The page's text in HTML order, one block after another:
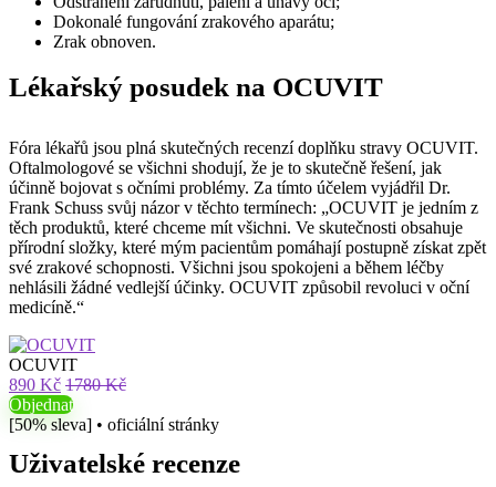
Dokonalé fungování zrakového aparátu;
Zrak obnoven.
Lékařský posudek na OCUVIT
Fóra lékařů jsou plná skutečných recenzí doplňku stravy OCUVIT.
Oftalmologové se všichni shodují, že je to skutečně řešení, jak
účinně bojovat s očními problémy. Za tímto účelem vyjádřil Dr.
Frank Schuss svůj názor v těchto termínech: „OCUVIT je jedním z
těch produktů, které chceme mít všichni. Ve skutečnosti obsahuje
přírodní složky, které mým pacientům pomáhají postupně získat zpět
své zrakové schopnosti. Všichni jsou spokojeni a během léčby
nehlásili žádné vedlejší účinky. OCUVIT způsobil revoluci v oční
medicíně.“
OCUVIT
890 Kč 1780 Kč
Objednat
[50% sleva] • oficiální stránky
Uživatelské recenze